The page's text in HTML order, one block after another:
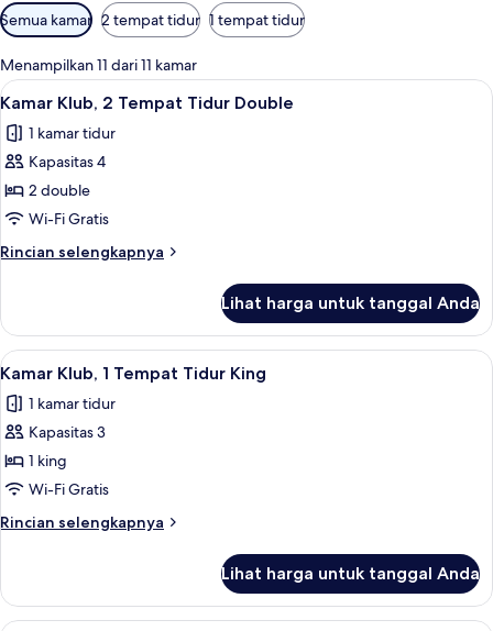
Filter
tersedia
untuk
kamar
Semua kamar 2 tempat tidur 1 tempat tidur
Menampilkan 11 dari 11 kamar
Lihat
semua
foto
untuk
Kamar
Klub,
2
Tempat
Double
Seprai premium, brankas, meja
8
Kamar Klub, 2 Tempat Tidur Double
1 kamar tidur
Kapasitas 4
2 double
Wi-Fi Gratis
Rincian selengkapnya
Rincian
Kamar
Klub,
2
Tidur
Double
Lihat harga untuk tanggal Anda
Lihat
semua
foto
untuk
Kamar
Klub,
1
Tempat
King
Seprai premium, brankas, meja
6
Kamar Klub, 1 Tempat Tidur King
1 kamar tidur
Kapasitas 3
1 king
Wi-Fi Gratis
Rincian selengkapnya
Rincian
Kamar
Klub,
Lihat harga untuk tanggal Anda